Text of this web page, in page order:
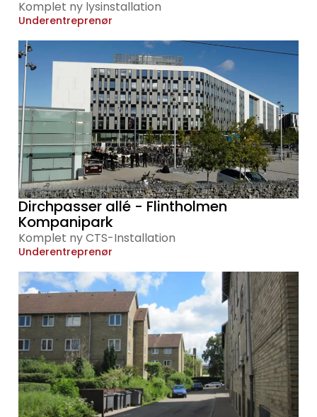
Komplet ny lysinstallation
Underentreprenør
Dirchpasser allé - Flintholmen
Kompanipark
Komplet ny CTS-Installation
Underentreprenør